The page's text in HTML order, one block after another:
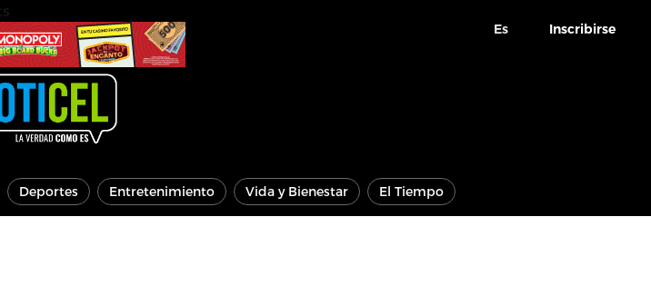
Es Inscribirse
Deportes Entretenimiento Vida y Bienestar El Tiempo